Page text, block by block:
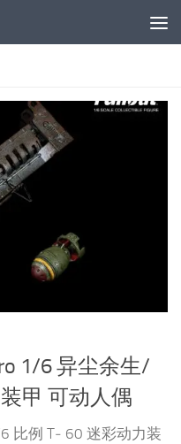
1/6 异尘余生/
甲 可动人偶
比例 T‐ 60 迷彩动力装